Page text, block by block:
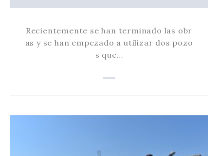
Recientemente se han terminado las obr
as y se han empezado a utilizar dos pozo
s que…